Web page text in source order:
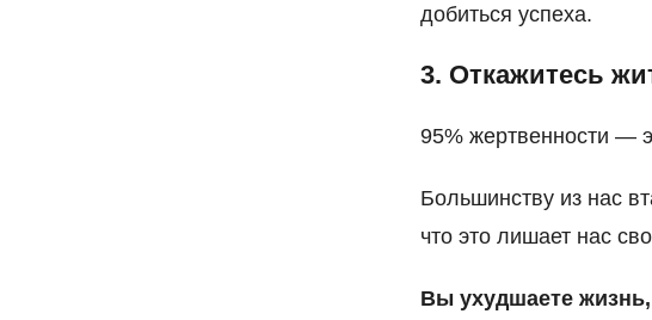
добиться успеха.
3. Откажитесь
95% жертвенности —
Большинству из нас
что это лишает нас
Вы ухудшаете жизнь,